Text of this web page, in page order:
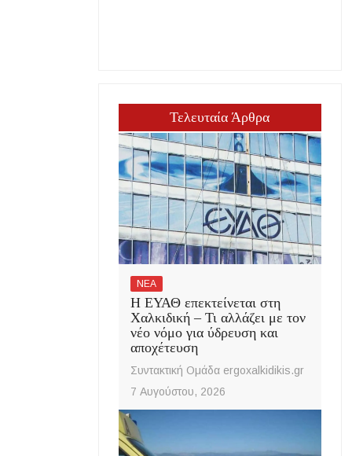
Τελευταία Άρθρα
ΝΕΑ
Η ΕΥΑΘ επεκτείνεται στη
Χαλκιδική – Τι αλλάζει με τον
νέο νόμο για ύδρευση και
αποχέτευση
Συντακτική Ομάδα ergoxalkidikis.gr
7 Αυγούστου, 2026